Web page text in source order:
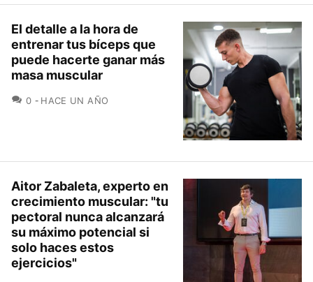
El detalle a la hora de
entrenar tus bíceps que
puede hacerte ganar más
masa muscular
0 COMENTARIOS
HACE UN AÑO
Aitor Zabaleta, experto en
crecimiento muscular: "tu
pectoral nunca alcanzará
su máximo potencial si
solo haces estos
ejercicios"